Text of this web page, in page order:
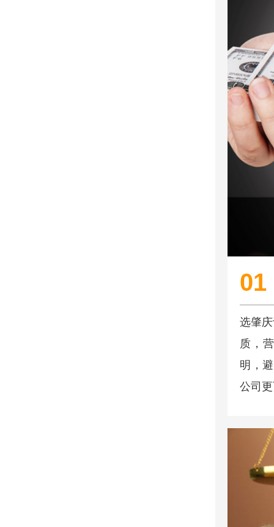
01
选肇
质，
明，
公司